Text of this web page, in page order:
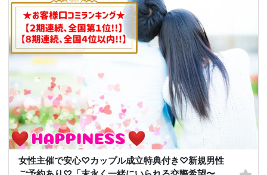
女性主催で安心♡カップル成立特典付き♡新規男性